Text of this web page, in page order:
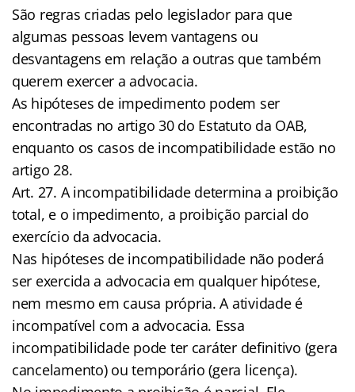
São regras criadas pelo legislador para que
algumas pessoas levem vantagens ou
desvantagens em relação a outras que também
querem exercer a advocacia.
As hipóteses de impedimento podem ser
encontradas no artigo 30 do Estatuto da OAB,
enquanto os casos de incompatibilidade estão no
artigo 28.
Art. 27. A incompatibilidade determina a proibição
total, e o impedimento, a proibição parcial do
exercício da advocacia.
Nas hipóteses de incompatibilidade não poderá
ser exercida a advocacia em qualquer hipótese,
nem mesmo em causa própria. A atividade é
incompatível com a advocacia. Essa
incompatibilidade pode ter caráter definitivo (gera
cancelamento) ou temporário (gera licença).